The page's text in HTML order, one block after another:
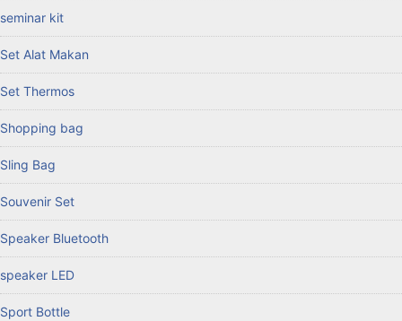
seminar kit
Set Alat Makan
Set Thermos
Shopping bag
Sling Bag
Souvenir Set
Speaker Bluetooth
speaker LED
Sport Bottle